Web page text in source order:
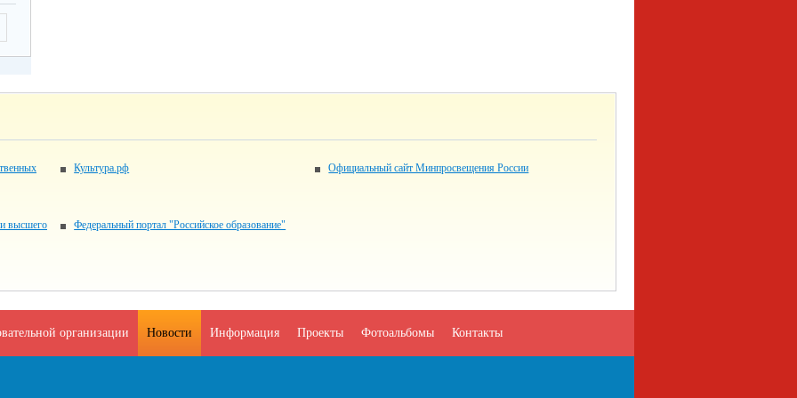
Культура.рф Официальный сайт Минпросвещения России
высшего
Федеральный портал "Российское образование"
организации Новости Информация Проекты Фотоальбомы Контакты